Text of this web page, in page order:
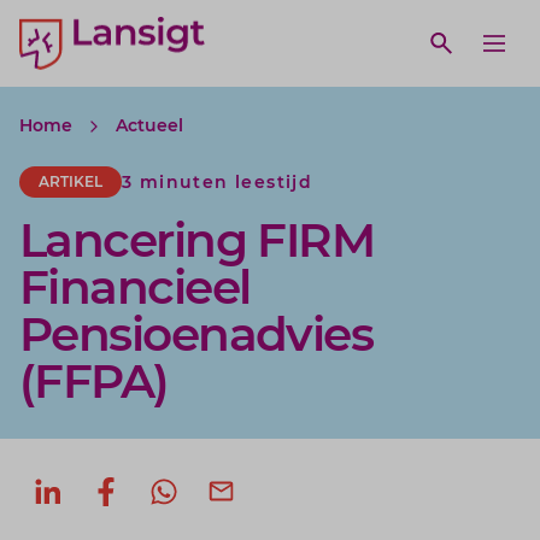
Lansigt Accountants logo
Open
search website
Home Actueel
ARTIKEL 3 minuten leestijd
Lancering FIRM
Financieel
Pensioenadvies
(FFPA)
Deel op LinkedIn
Deel op Facebook